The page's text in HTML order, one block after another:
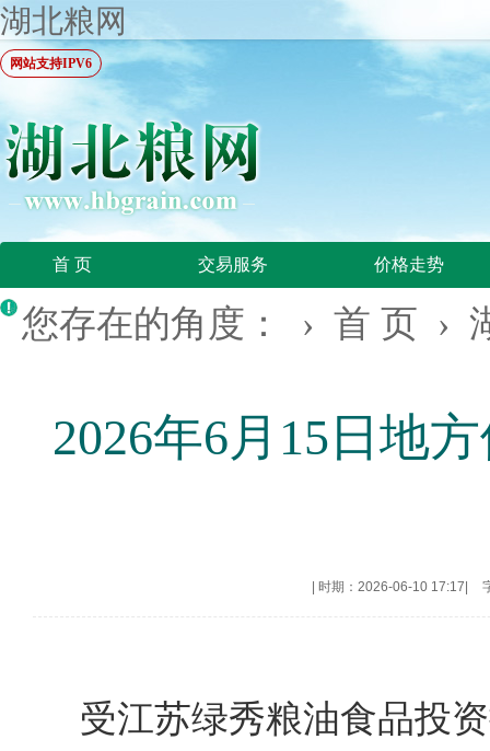
湖北粮网
网站支持IPV6
首 页 交易服务 价格走势
您存在的角度： › 首 页 ›
2026年6月15日地
时期：2026-06-10 17:17
受江苏绿秀粮油食品投